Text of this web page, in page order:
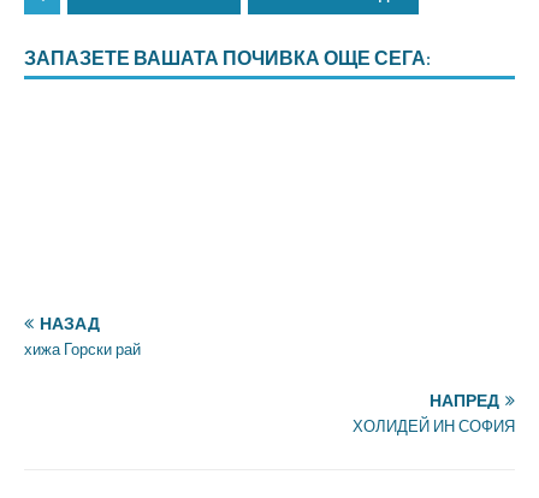
ЗАПАЗЕТЕ ВАШАТА ПОЧИВКА ОЩЕ СЕГА:
НАЗАД
хижа Горски рай
НАПРЕД
ХОЛИДЕЙ ИН СОФИЯ